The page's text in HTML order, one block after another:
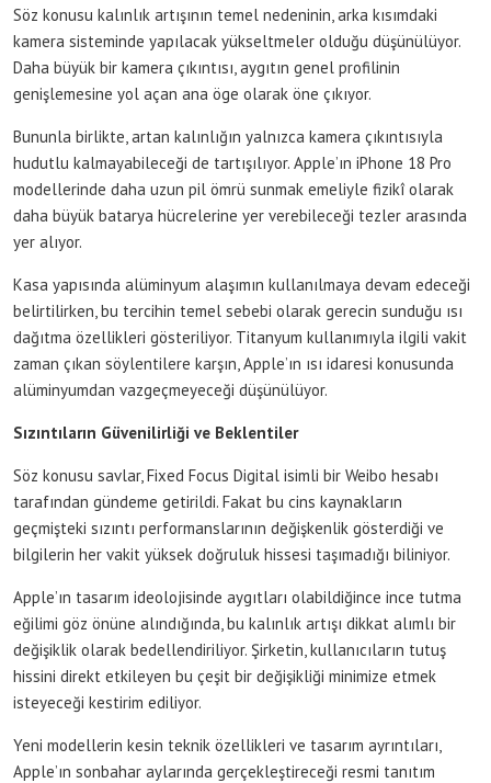
Söz konusu kalınlık artışının temel nedeninin, arka kısımdaki
kamera sisteminde yapılacak yükseltmeler olduğu düşünülüyor.
Daha büyük bir kamera çıkıntısı, aygıtın genel profilinin
genişlemesine yol açan ana öge olarak öne çıkıyor.
Bununla birlikte, artan kalınlığın yalnızca kamera çıkıntısıyla
hudutlu kalmayabileceği de tartışılıyor. Apple’ın iPhone 18 Pro
modellerinde daha uzun pil ömrü sunmak emeliyle fizikî olarak
daha büyük batarya hücrelerine yer verebileceği tezler arasında
yer alıyor.
Kasa yapısında alüminyum alaşımın kullanılmaya devam edeceği
belirtilirken, bu tercihin temel sebebi olarak gerecin sunduğu ısı
dağıtma özellikleri gösteriliyor. Titanyum kullanımıyla ilgili vakit
zaman çıkan söylentilere karşın, Apple’ın ısı idaresi konusunda
alüminyumdan vazgeçmeyeceği düşünülüyor.
Sızıntıların Güvenilirliği ve Beklentiler
Söz konusu savlar, Fixed Focus Digital isimli bir Weibo hesabı
tarafından gündeme getirildi. Fakat bu cins kaynakların
geçmişteki sızıntı performanslarının değişkenlik gösterdiği ve
bilgilerin her vakit yüksek doğruluk hissesi taşımadığı biliniyor.
Apple’ın tasarım ideolojisinde aygıtları olabildiğince ince tutma
eğilimi göz önüne alındığında, bu kalınlık artışı dikkat alımlı bir
değişiklik olarak bedellendiriliyor. Şirketin, kullanıcıların tutuş
hissini direkt etkileyen bu çeşit bir değişikliği minimize etmek
isteyeceği kestirim ediliyor.
Yeni modellerin kesin teknik özellikleri ve tasarım ayrıntıları,
Apple’ın sonbahar aylarında gerçekleştireceği resmi tanıtım